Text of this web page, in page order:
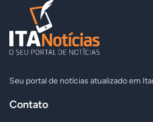
Seu portal de notícias atualizado em
Contato